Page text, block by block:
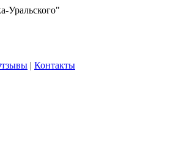
Уральского"
| Контакты